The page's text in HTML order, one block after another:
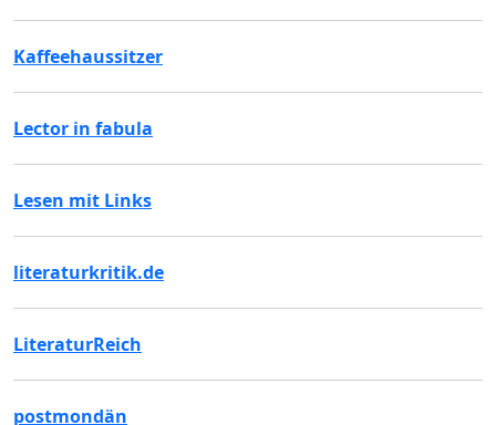
Kaffeehaussitzer
Lector in fabula
Lesen mit Links
literaturkritik.de
LiteraturReich
postmondän